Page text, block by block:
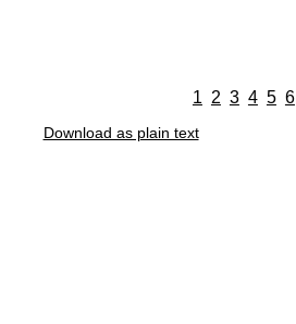
1 2 3 4 5 6
Download as plain text